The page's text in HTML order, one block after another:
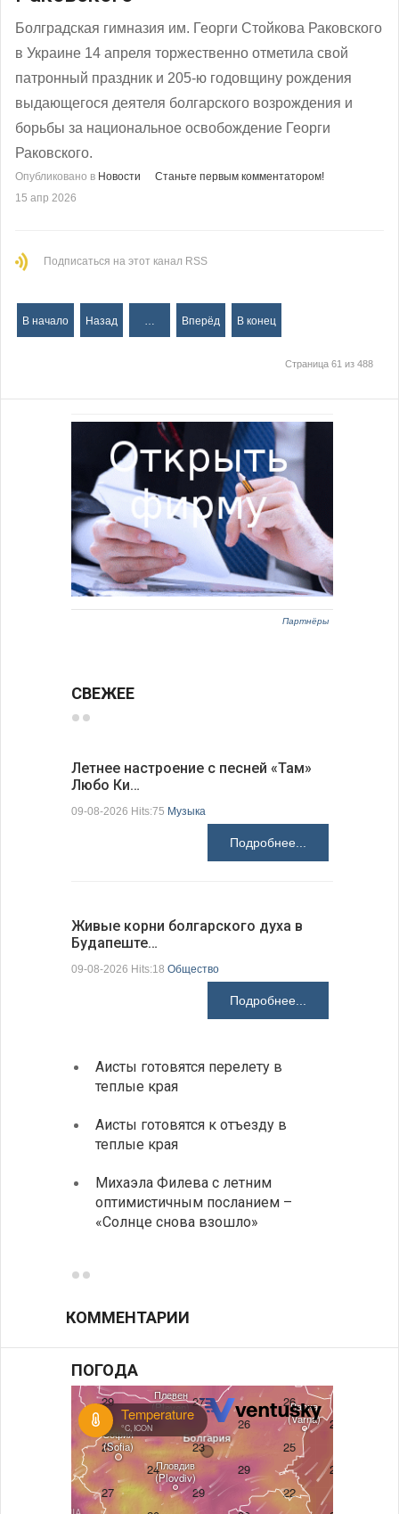
Болградская гимназия им. Георги Стойкова Раковского
в Украине 14 апреля торжественно отметила свой
патронный праздник и 205-ю годовщину рождения
выдающегося деятеля болгарского возрождения и
борьбы за национальное освобождение Георги
Раковского.
Опубликовано в Новости
Станьте первым комментатором!
15 апр 2026
Подписаться на этот канал RSS
В начало Назад … Вперёд В конец
Страница 61 из 488
Партнёры
СВЕЖЕЕ
Летнее настроение с песней «Там»
Любо Ки…
09-08-2026 Hits:75 Музыка
Подробнее...
Живые корни болгарского духа в
Будапеште…
09-08-2026 Hits:18 Общество
Подробнее...
Аисты готовятся перелету в
теплые края
Аисты готовятся к отъезду в
теплые края
Михаэла Филева с летним
оптимистичным посланием –
«Солнце снова взошло»
КОММЕНТАРИИ
ПОГОДА